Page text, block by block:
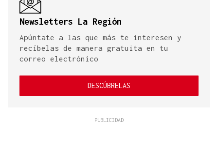
Newsletters La Región
Apúntate a las que más te interesen y
recíbelas de manera gratuita en tu
correo electrónico
DESCÚBRELAS